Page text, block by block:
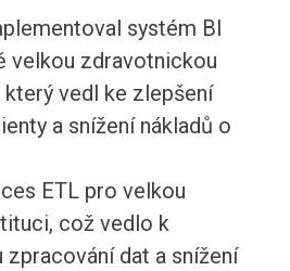
systém BI
velkou zdravotnickou
který vedl ke zlepšení
a snížení nákladů o
ETL pro velkou
což vedlo k
zpracování dat a snížení